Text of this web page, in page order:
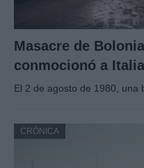
Masacre de
conmocionó a
El 2 de agosto de 1980, una
CRÓNICA